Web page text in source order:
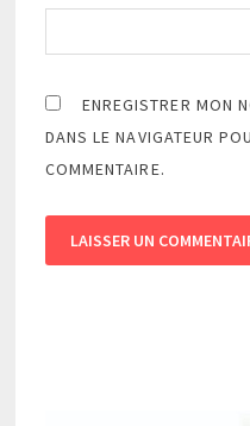
ENREGISTRER MON
DANS LE NAVIGATEUR
COMMENTAIRE.